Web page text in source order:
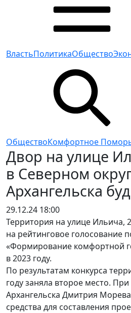
ВластьПолитикаОбщество
ОбществоКомфортное
Двор на улице
в Северном
Архангельска
29.12.24 18:00
Территория на улице Ильича,
на рейтинговое голосование
«Формирование комфортной
в 2023 году.
По результатам конкурса
году заняла второе место.
Архангельска Дмитрия
средства для составления